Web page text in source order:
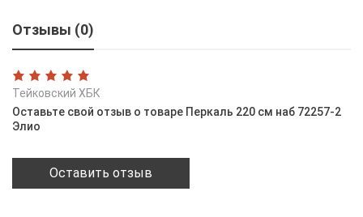
Отзывы (0)
Тейковский ХБК
Оставьте свой отзыв о товаре Перкаль 220 см наб 72257-2
Элио
Оставить отзыв